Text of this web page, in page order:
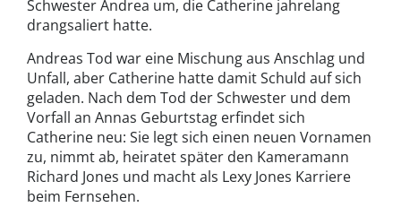
Schwester Andrea um, die Catherine jahrelang
drangsaliert hatte.
Andreas Tod war eine Mischung aus Anschlag und
Unfall, aber Catherine hatte damit Schuld auf sich
geladen. Nach dem Tod der Schwester und dem
Vorfall an Annas Geburtstag erfindet sich
Catherine neu: Sie legt sich einen neuen Vornamen
zu, nimmt ab, heiratet später den Kameramann
Richard Jones und macht als Lexy Jones Karriere
beim Fernsehen.